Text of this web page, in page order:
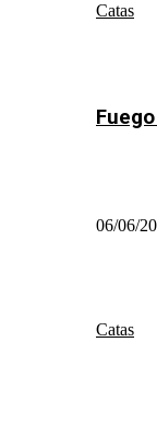
Catas
06/06/
Catas